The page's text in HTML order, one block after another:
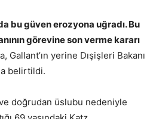
bu güven erozyona uğradı. Bu
görevine son verme kararı
Gallant’ın yerine Dışişleri Bakanı
belirtildi.
doğrudan üslubu nedeniyle